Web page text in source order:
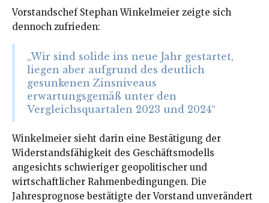
Vorstandschef Stephan Winkelmeier zeigte sich
dennoch zufrieden:
„Wir sind solide ins neue Jahr gestartet,
liegen aber aufgrund des deutlich
gesunkenen Zinsniveaus
erwartungsgemäß unter den
Vergleichsquartalen 2023 und 2024“
Winkelmeier sieht darin eine Bestätigung der
Widerstandsfähigkeit des Geschäftsmodells
angesichts schwieriger geopolitischer und
wirtschaftlicher Rahmenbedingungen. Die
Jahresprognose bestätigte der Vorstand unverändert